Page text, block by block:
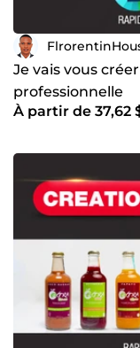
Je vais vous
professionnelle
À partir de 37,62